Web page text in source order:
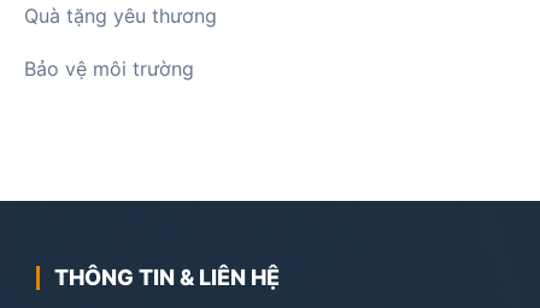
Quà tặng yêu thương
Bảo vệ môi trường
THÔNG TIN & LIÊN HỆ